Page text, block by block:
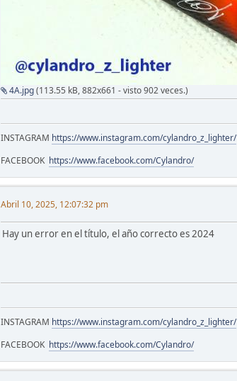
4A.jpg(113.55 kB, 882x661 - visto 902 veces.)
INSTAGRAM https://www.instagram.com/cylandro_z_lighter/
FACEBOOK https://www.facebook.com/Cylandro/
Abril 10, 2025, 12:07:32 pm
Hay un error en el título, el año correcto es 2024
INSTAGRAM https://www.instagram.com/cylandro_z_lighter/
FACEBOOK https://www.facebook.com/Cylandro/